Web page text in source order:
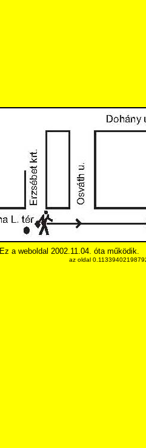
Ez a weboldal 2002.11.04. óta működik.
az oldal